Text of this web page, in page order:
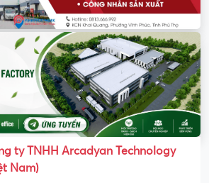
ty TNHH Arcadyan Technology
Nam)